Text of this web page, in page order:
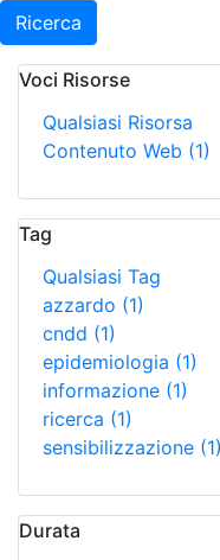
Ricerca
Voci Risorse
Qualsiasi Risorsa
Contenuto Web (1)
Tag
Qualsiasi Tag
azzardo (1)
cndd (1)
epidemiologia (1)
informazione (1)
ricerca (1)
sensibilizzazione (1)
Durata